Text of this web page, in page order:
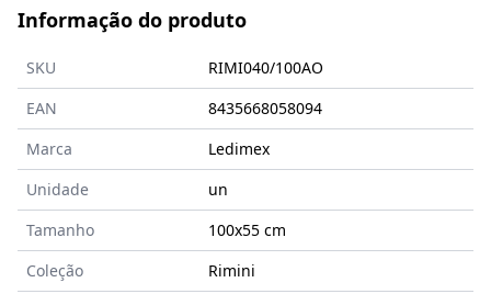
Informação do produto
SKU
RIMI040/100AO
EAN
8435668058094
Marca
Ledimex
Unidade
un
Tamanho
100x55 cm
Coleção
Rimini